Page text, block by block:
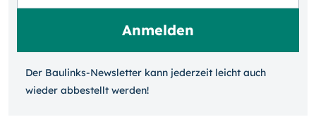
Der Baulinks-Newsletter kann jeder­zeit leicht auch
wieder ab­bestellt werden!